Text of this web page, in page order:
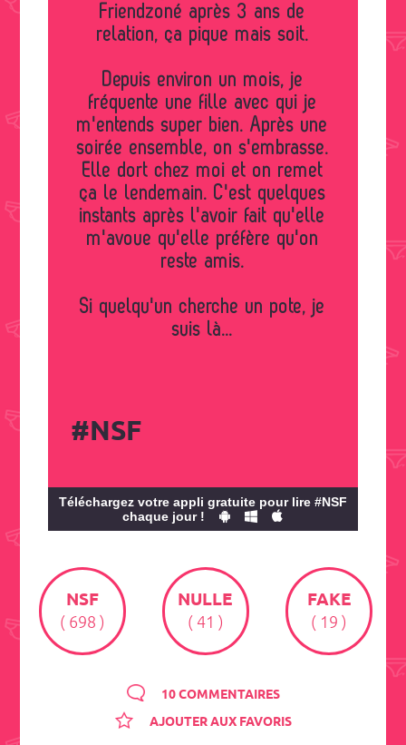
Friendzoné après 3 ans de
relation, ça pique mais soit.
Depuis environ un mois, je
fréquente une fille avec qui je
m'entends super bien. Après une
soirée ensemble, on s'embrasse.
Elle dort chez moi et on remet
ça le lendemain. C'est quelques
instants après l'avoir fait qu'elle
m'avoue qu'elle préfère qu'on
reste amis.
Si quelqu'un cherche un pote, je
suis là...
#NSF
Téléchargez votre appli gratuite pour lire #NSF
chaque jour !
NSF
( 698 )
NULLE
( 41 )
FAKE
( 19 )
10 COMMENTAIRES
AJOUTER AUX FAVORIS